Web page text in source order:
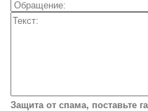
Защита от спама, поставьте